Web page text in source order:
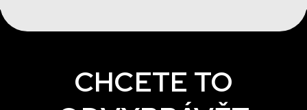
CHCETE TO